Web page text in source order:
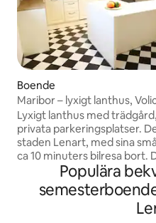
Boende
Maribor – lyxigt lanthus,
Lyxigt lanthus med
privata parkeringsplatser.
staden Lenart, med sina
ca 10 minuters bilresa bort.
historiska gamla staden
på 25 minuter med bil. Ett
för vandringsentusiaster,
älskare av regional mat!
Populära